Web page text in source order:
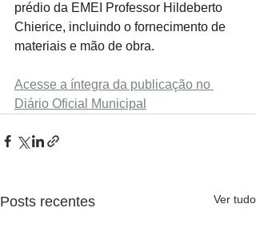
prédio da EMEI Professor Hildeberto
Chierice, incluindo o fornecimento de
materiais e mão de obra.
Acesse a íntegra da publicação no
Diário Oficial Municipal
Posts recentes Ver tudo